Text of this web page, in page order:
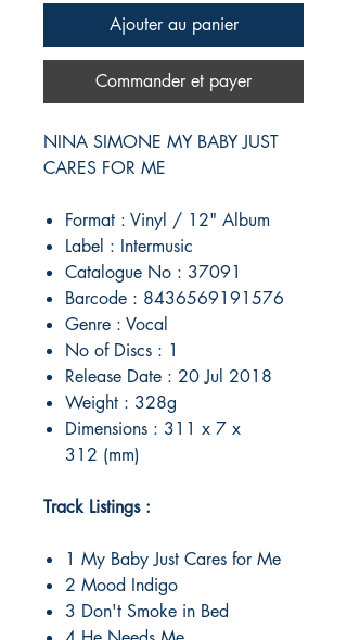
Ajouter au panier
Commander et payer
NINA SIMONE MY BABY JUST
CARES FOR ME
Format : Vinyl / 12" Album
Label : Intermusic
Catalogue No : 37091
Barcode : 8436569191576
Genre : Vocal
No of Discs : 1
Release Date : 20 Jul 2018
Weight : 328g
Dimensions : 311 x 7 x
312 (mm)
Track Listings :
1 My Baby Just Cares for Me
2 Mood Indigo
3 Don't Smoke in Bed